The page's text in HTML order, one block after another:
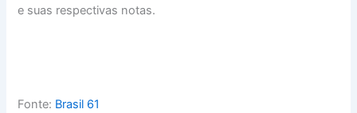
e suas respectivas notas.
Fonte: Brasil 61